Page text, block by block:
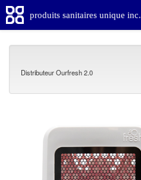
produits sanitaires unique inc.
Distributeur Ourfresh 2.0